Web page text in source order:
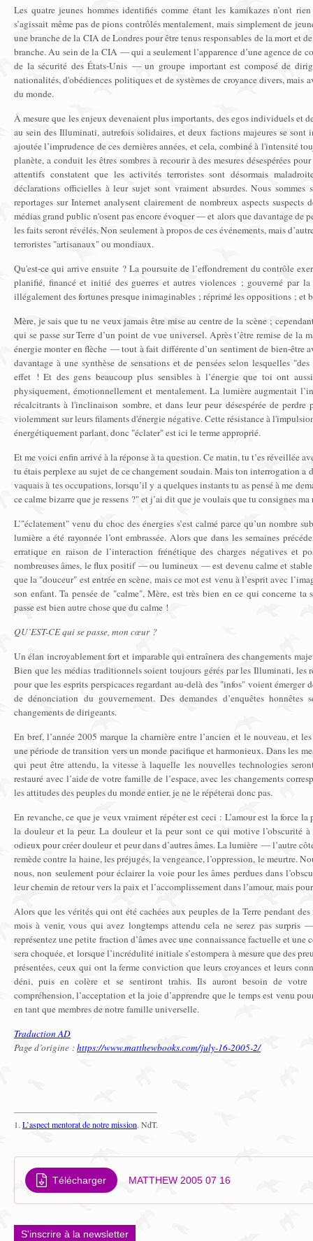
Les quatre jeunes hommes identifiés comme étant les kamikazes n’ont
s’agissait même pas de pions contrôlés mentalement, mais simplement de
une branche de la CIA de Londres pour être tenus responsables de la mort et
branche. Au sein de la CIA — qui a seulement l’apparence d’une agence de
de la sécurité des États-Unis — un groupe important est composé de
nationalités, d'obédiences politiques et de systèmes de croyance divers,
du monde.
À mesure que les enjeux devenaient plus importants, des egos individuels et
au sein des Illuminati, autrefois solidaires, et deux factions majeures se sont
ajoutée l’imprudence de ces dernières années, et cela, combiné à l'intensité
planète, a conduit les êtres sombres à recourir à des mesures désespérées
attentifs constatent que les activités terroristes sont désormais
déclarations officielles à leur sujet sont vraiment absurdes. Nous
reportages sur Internet analysent clairement de nombreux aspects
médias grand public n'osent pas encore évoquer — et alors que davantage de
les faits seront révélés. Non seulement à propos de ces événements, mais
terroristes "artisanaux" ou mondiaux.
Qu'est-ce qui arrive ensuite ? La poursuite de l’effondrement du contrôle
planifié, financé et initié des guerres et autres violences ; gouverné par
illégalement des fortunes presque inimaginables ; réprimé les oppositions ; et
Mère, je sais que tu ne veux jamais être mise au centre de la scène ;
qui se passe sur Terre d’un point de vue universel. Après t’être remise de la
énergie monter en flèche — tout à fait différente d’un sentiment de bien-être
davantage à une synthèse de sensations et de pensées selon lesquelles
effet ! Et des gens beaucoup plus sensibles à l’énergie que toi ont
physiquement, émotionnellement et mentalement. La lumière augmentait
récalcitrants à l'inclinaison sombre, et dans leur peur désespérée de
violemment sur leurs filaments d'énergie négative. Cette résistance à
énergétiquement parlant, donc "éclater" est ici le terme approprié.
Et me voici enfin arrivé à la réponse à ta question. Ce matin, tu t’es réveillée
tu étais perplexe au sujet de ce changement soudain. Mais ton interrogation a
vaquais à tes occupations, lorsqu’il y a quelques instants tu as pensé à me
ce calme bizarre que je ressens ?" et j’ai dit que je voulais que tu consignes ma
L’"éclatement" venu du choc des énergies s’est calmé parce qu’un nombre
lumière a été rayonnée l’ont embrassée. Alors que dans les semaines
erratique en raison de l’interaction frénétique des charges négatives et
nombreuses âmes, le flux positif — ou lumineux — est devenu calme et
que la "douceur" est entrée en scène, mais ce mot est venu à l’esprit avec
son enfant. Ta pensée de "calme", Mère, est très bien en ce qui concerne ta
passe est bien autre chose que du calme !
QU’EST-CE qui se passe, mon cœur ?
Un élan incroyablement fort et imparable qui entraînera des changements
Bien que les médias traditionnels soient toujours gérés par les Illuminati, les
pour que les esprits perspicaces regardant au-delà des "infos" voient émerger
de dénonciation du gouvernement. Des demandes d’enquêtes honnêtes
changements de dirigeants.
En bref, l’année 2005 marque la charnière entre l’ancien et le nouveau, et
une période de transition vers un monde pacifique et harmonieux. Dans les
qui peut être attendu, la vitesse à laquelle les nouvelles technologies
restauré avec l’aide de votre famille de l’espace, avec les changements
les attitudes des peuples du monde entier, je ne le répéterai donc pas.
En revanche, ce que je veux vraiment répéter est ceci : L’amour est la force
la douleur et la peur. La douleur et la peur sont ce qui motive l’obscurité à
odieux pour créer douleur et peur dans d’autres âmes. La lumière — l’autre
remède contre la haine, les préjugés, la vengeance, l’oppression, le meurtre.
nous, non seulement pour éclairer la voie pour les âmes perdues dans
leur chemin de retour vers la paix et l’accomplissement dans l’amour, mais
Alors que les vérités qui ont été cachées aux peuples de la Terre pendant
mois à venir, vous qui avez longtemps attendu cela ne serez pas
représentez une petite fraction d’âmes avec une connaissance factuelle et
sera choquée, et lorsque l’incrédulité initiale s’estompera à mesure que des
présentées, ceux qui ont la ferme conviction que leurs croyances et leurs
déni, puis en colère et se sentiront trahis. Ils auront besoin de votre
compréhension, l’acceptation et la joie d’apprendre que le temps est venu
en tant que membres de notre famille universelle.
Traduction AD
Page d’origine :https://www.matthewbooks.com/july-16-2005-2/
1. L’aspect mentorat de notre mission. NdT.
Télécharger MATTHEW 2005 07 16
S'inscrire à la newsletter